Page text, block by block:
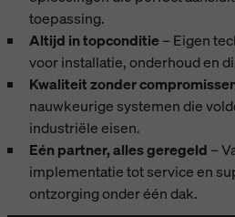
toepassing.
Altijd in topconditie– Eigen
voor installatie, onderhoud en
Kwaliteit zonder
nauwkeurige systemen die
industriële eisen.
Eén partner, alles geregeld –
implementatie tot service en
ontzorging onder één dak.